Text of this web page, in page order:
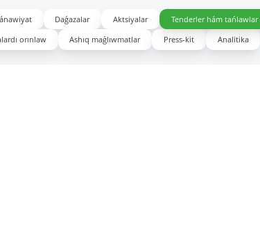
Daǵazalar Aktsiyalar Tenderler hám tańlawlar
orınlaw Ashıq maǵlıwmatlar Press-kit Analitika